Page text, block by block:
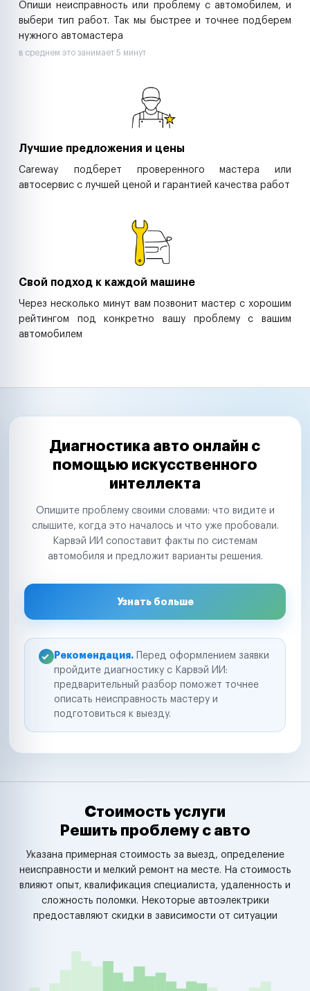
Опиши неисправность или проблему с автомобилем, и
выбери тип работ. Так мы быстрее и точнее подберем
нужного автомастера
в среднем это занимает 5 минут
Лучшие предложения и цены
Careway подберет проверенного мастера или
автосервис с лучшей ценой и гарантией качества работ
Свой подход к каждой машине
Через несколько минут вам позвонит мастер с хорошим
рейтингом под конкретно вашу проблему с вашим
автомобилем
Диагностика авто онлайн с
помощью искусственного
интеллекта
Опишите проблему своими словами: что видите и
слышите, когда это началось и что уже пробовали.
Карвэй ИИ сопоставит факты по системам
автомобиля и предложит варианты решения.
Узнать больше
Рекомендация. Перед оформлением заявки
пройдите диагностику с Карвэй ИИ:
предварительный разбор поможет точнее
описать неисправность мастеру и
подготовиться к выезду.
Стоимость услуги
Решить проблему с авто
Указана примерная стоимость за выезд, определение
неисправности и мелкий ремонт на месте. На стоимость
влияют опыт, квалификация специалиста, удаленность и
сложность поломки. Некоторые автоэлектрики
предоставляют скидки в зависимости от ситуации